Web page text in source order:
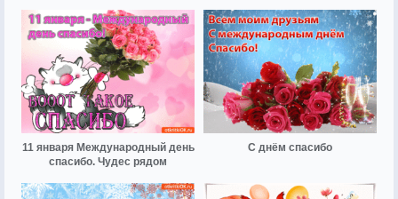
11 января Международный день
спасибо. Чудес рядом
С днём спасибо